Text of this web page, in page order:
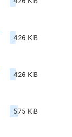
426 KiB
426 KiB
575 KiB